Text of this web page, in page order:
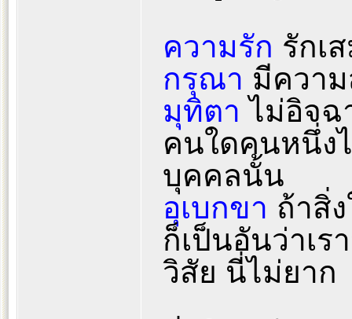
ความรัก รักเ
กรุณา มีความ
มุทิตา ไม่อิจฉ
คนใดคนหนึ่ง
บุคคลนั้น
อุเบกขา ถ้าสิ่
ก็เป็นอันว่าเร
วิสัย นี่ไม่ยาก